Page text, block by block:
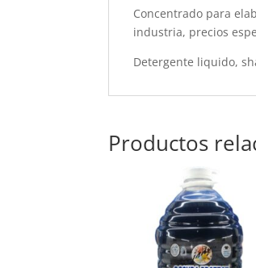
Concentrado para
industria, precios
Detergente liquido,
Productos